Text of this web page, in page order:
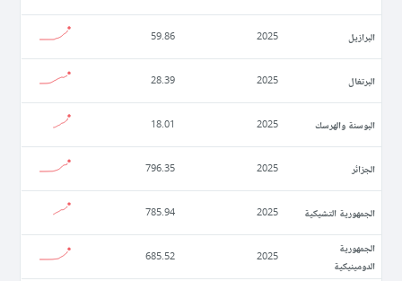
البرازيل 2025
59.86
البرتغال 2025
28.39
البوسنة والهرسك 2025
18.01
الجزائر 2025
796.35
الجمهورية التشيكية 2025
785.94
الجمهورية
الدومينيكية
2025
685.52